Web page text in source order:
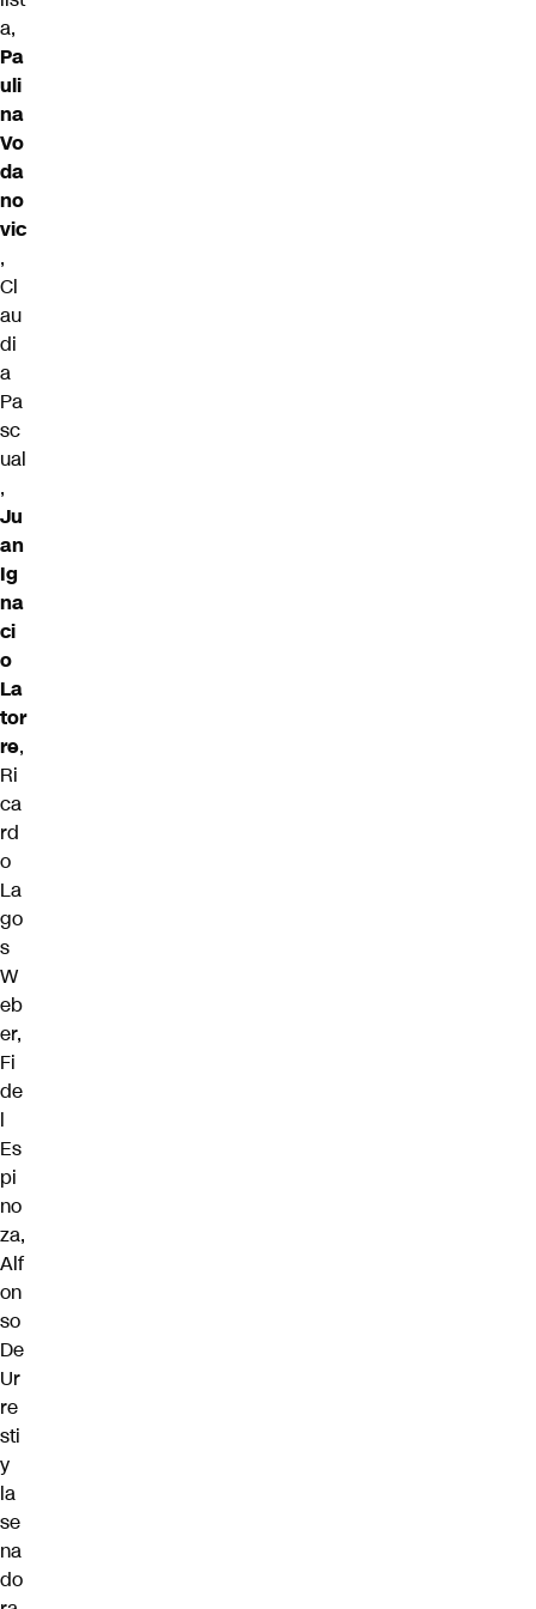
a,
Pa
uli
na
Vo
da
no
vic
,
Cl
au
di
a
Pa
sc
ual
,
Ju
an
Ig
na
ci
o
La
tor
re,
Ri
ca
rd
o
La
go
s
W
eb
er,
Fi
de
l
Es
pi
no
za,
Alf
on
so
De
Ur
re
sti
y
la
se
na
do